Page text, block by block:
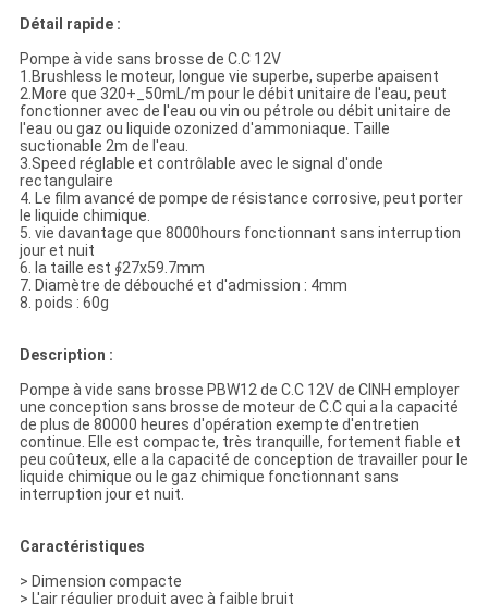
Détail rapide :
Pompe à vide sans brosse de C.C 12V
1.Brushless le moteur, longue vie superbe, superbe apaisent
2.More que 320+_50mL/m pour le débit unitaire de l'eau, peut
fonctionner avec de l'eau ou vin ou pétrole ou débit unitaire de
l'eau ou gaz ou liquide ozonized d'ammoniaque. Taille
suctionable 2m de l'eau.
3.Speed réglable et contrôlable avec le signal d'onde
rectangulaire
4. Le film avancé de pompe de résistance corrosive, peut porter
le liquide chimique.
5. vie davantage que 8000hours fonctionnant sans interruption
jour et nuit
6. la taille est ∮27x59.7mm
7. Diamètre de débouché et d'admission : 4mm
8. poids : 60g
Description :
Pompe à vide sans brosse PBW12 de C.C 12V de CINH employer
une conception sans brosse de moteur de C.C qui a la capacité
de plus de 80000 heures d'opération exempte d'entretien
continue. Elle est compacte, très tranquille, fortement fiable et
peu coûteux, elle a la capacité de conception de travailler pour le
liquide chimique ou le gaz chimique fonctionnant sans
interruption jour et nuit.
Caractéristiques
> Dimension compacte
> L'air régulier produit avec à faible bruit